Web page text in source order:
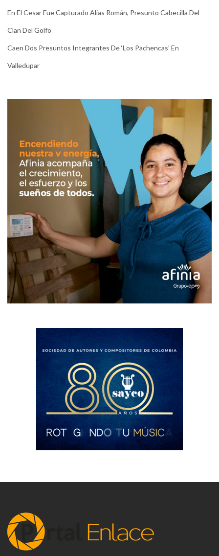
En El Cesar Fue Capturado Alias Román, Presunto Cabecilla Del
Clan Del Golfo
Caen Dos Presuntos Integrantes De ‘Los Pachencas’ En
Valledupar